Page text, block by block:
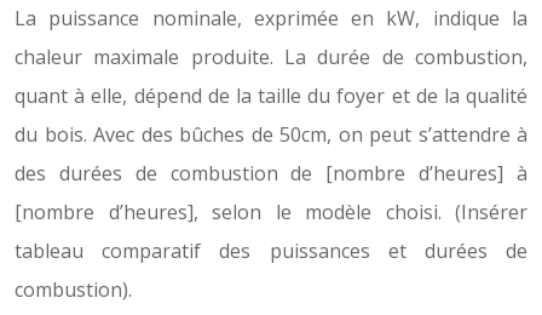
La puissance nominale, exprimée en kW, indique la
chaleur maximale produite. La durée de combustion,
quant à elle, dépend de la taille du foyer et de la qualité
du bois. Avec des bûches de 50cm, on peut s’attendre à
des durées de combustion de [nombre d’heures] à
[nombre d’heures], selon le modèle choisi. (Insérer
tableau comparatif des puissances et durées de
combustion).